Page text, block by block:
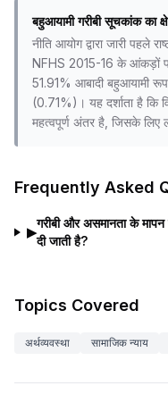
बहुआयामी गरीबी सूचकांक का
नीति आयोग द्वारा जारी पहले
NFHS 2015-16 के आंकड़ों पर
51.91% आबादी बहुआयामी
(0.71%)। यह दर्शाता है कि
महत्वपूर्ण अंतर है, जिसके लिए
Frequently Asked
▶
गरीबी और असमानता के
दी जाती है?
Topics Covered
अर्थव्यवस्था सामाजिक न्याय